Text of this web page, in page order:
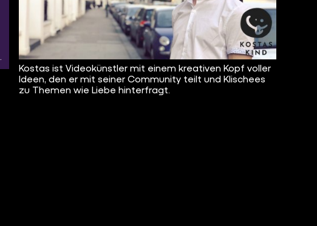
Kostas ist Videokünstler mit einem kreativen Kopf voller
Ideen, den er mit seiner Community teilt und Klischees
zu Themen wie Liebe hinterfragt.